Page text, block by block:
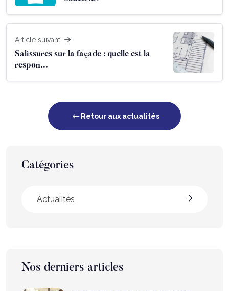
Article suivant
Salissures sur la façade : quelle est la
respon...
Retour aux actualités
Catégories
Actualités
Nos derniers articles